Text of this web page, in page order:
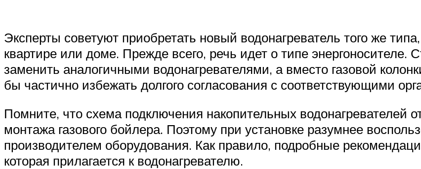
Эксперты советуют приобретать новый водонагреватель того же
квартире или доме. Прежде всего, речь идет о типе
заменить аналогичными водонагревателями, а вместо газовой
бы частично избежать долгого согласования с соответствующими
Помните, что схема подключения накопительных водонагревателей
монтажа газового бойлера. Поэтому при установке разумнее
производителем оборудования. Как правило, подробные
которая прилагается к водонагревателю.